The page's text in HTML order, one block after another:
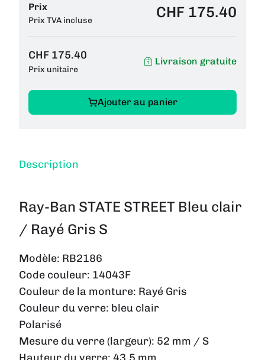
Prix
Prix TVA incluse CHF 175.40
CHF 175.40
Prix unitaire
Livraison gratuite
Ajouter au panier
Description
Ray-Ban STATE STREET Bleu clair
/ Rayé Gris S
Modèle: RB2186
Code couleur: 14043F
Couleur de la monture: Rayé Gris
Couleur du verre: bleu clair
Polarisé
Mesure du verre (largeur): 52 mm / S